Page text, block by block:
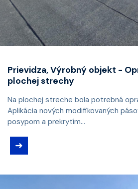
Prievidza, Výrobný objekt -
plochej strechy
Na plochej streche bola potrebná
Aplikácia nových modifikovaných
posypom a prekrytím...
➜